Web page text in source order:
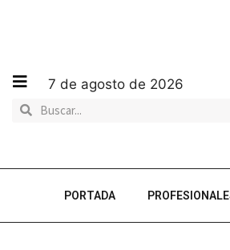
7 de agosto de 2026
PORTADA